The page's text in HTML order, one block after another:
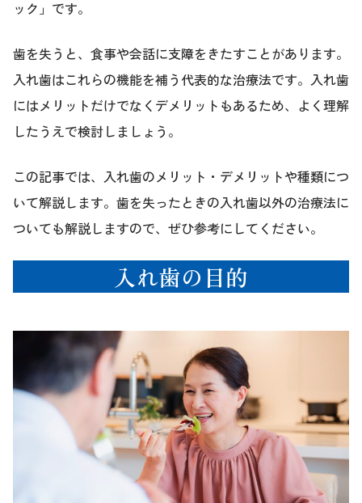
ック」です。
歯を失うと、食事や会話に支障をきたすことがあります。
入れ歯はこれらの機能を補う代表的な治療法です。入れ歯
にはメリットだけでなくデメリットもあるため、よく理解
したうえで検討しましょう。
この記事では、入れ歯のメリット・デメリットや種類につ
いて解説します。歯を失ったときの入れ歯以外の治療法に
ついても解説しますので、ぜひ参考にしてください。
入れ歯の目的